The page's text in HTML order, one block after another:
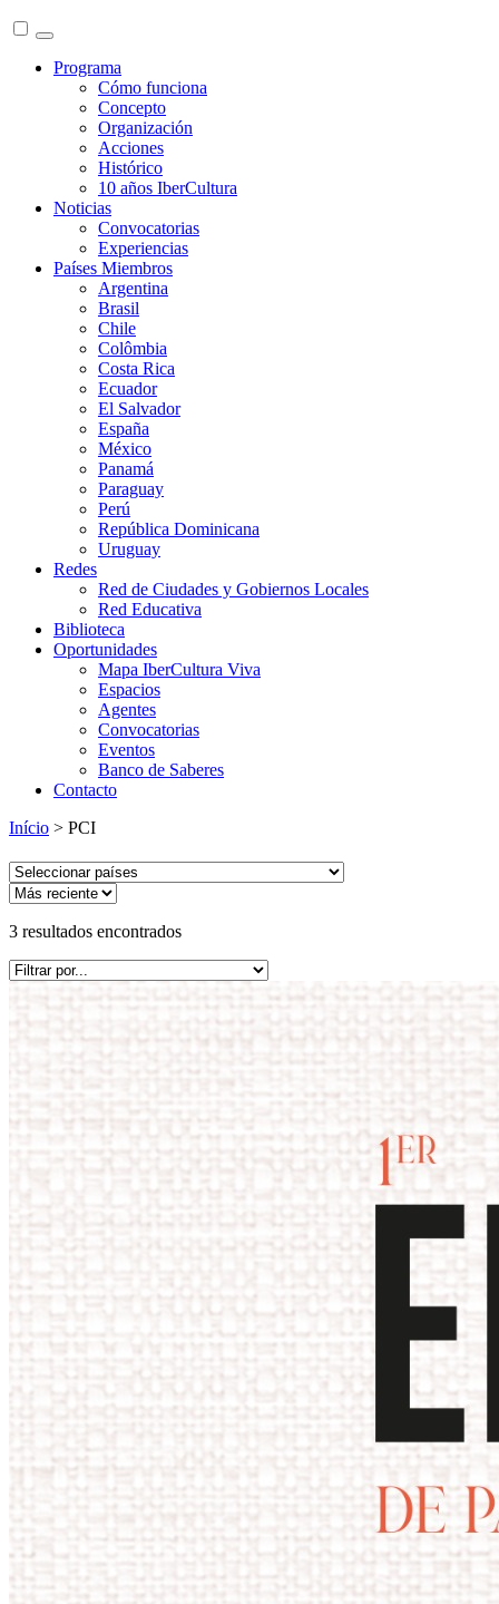
Programa
Cómo funciona
Concepto
Organización
Acciones
Histórico
10 años IberCultura
Noticias
Convocatorias
Experiencias
Países Miembros
Argentina
Brasil
Chile
Colômbia
Costa Rica
Ecuador
El Salvador
España
México
Panamá
Paraguay
Perú
República Dominicana
Uruguay
Redes
Red de Ciudades y Gobiernos Locales
Red Educativa
Biblioteca
Oportunidades
Mapa IberCultura Viva
Espacios
Agentes
Convocatorias
Eventos
Banco de Saberes
Contacto
Início > PCI
3 resultados encontrados